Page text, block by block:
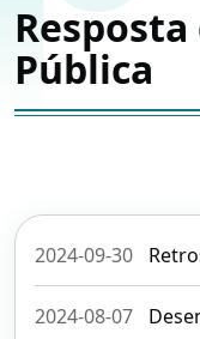
Pública
2024-09-30 Retrospectiva de 25
2024-08-07